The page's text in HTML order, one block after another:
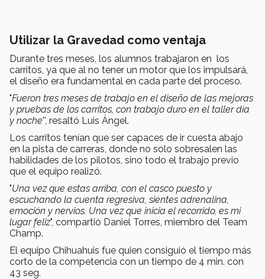
Utilizar la Gravedad como ventaja
Durante tres meses, los alumnos trabajaron en los
carritos, ya que al no tener un motor que los impulsará,
el diseño era fundamental en cada parte del proceso.
"Fueron tres meses de trabajo en el diseño de las mejoras
y pruebas de los carritos, con trabajo duro en el taller día
y noche'', resaltó Luis Ángel.
Los carritos tenían que ser capaces de ir cuesta abajo
en la pista de carreras, donde no solo sobresalen las
habilidades de los pilotos, sino todo el trabajo previo
que el equipo realizó.
"Una vez que estas arriba, con el casco puesto y
escuchando la cuenta regresiva, sientes adrenalina,
emoción y nervios. Una vez que inicia el recorrido, es mi
lugar feliz", compartió Daniel Torres, miembro del Team
Champ.
El equipo Chihuahuis fue quien consiguió el tiempo más
corto de la competencia con un tiempo de 4 min. con
43 seg.